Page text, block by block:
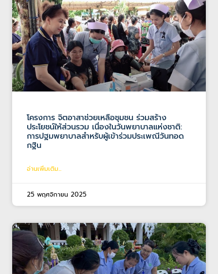
โครงการ จิตอาสาช่วยเหลือชุมชน ร่วมสร้าง
ประโยชน์ให้ส่วนรวม เนื่องในวันพยาบาลแห่งชาติ:
การปฐมพยาบาลสำหรับผู้เข้าร่วมประเพณีวันทอด
กฐิน
อ่านเพิ่มเติม...
25 พฤศจิกายน 2025